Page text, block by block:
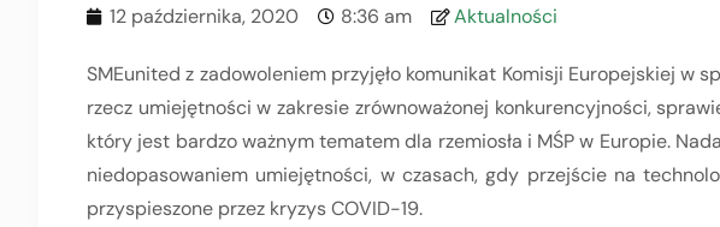
12 października, 2020 8:36 am Aktualności
SMEunited z zadowoleniem przyjęło komunikat Komisji Europejskiej w
rzecz umiejętności w zakresie zrównoważonej konkurencyjności,
który jest bardzo ważnym tematem dla rzemiosła i MŚP w Europie.
niedopasowaniem umiejętności, w czasach, gdy przejście na
przyspieszone przez kryzys COVID-19.